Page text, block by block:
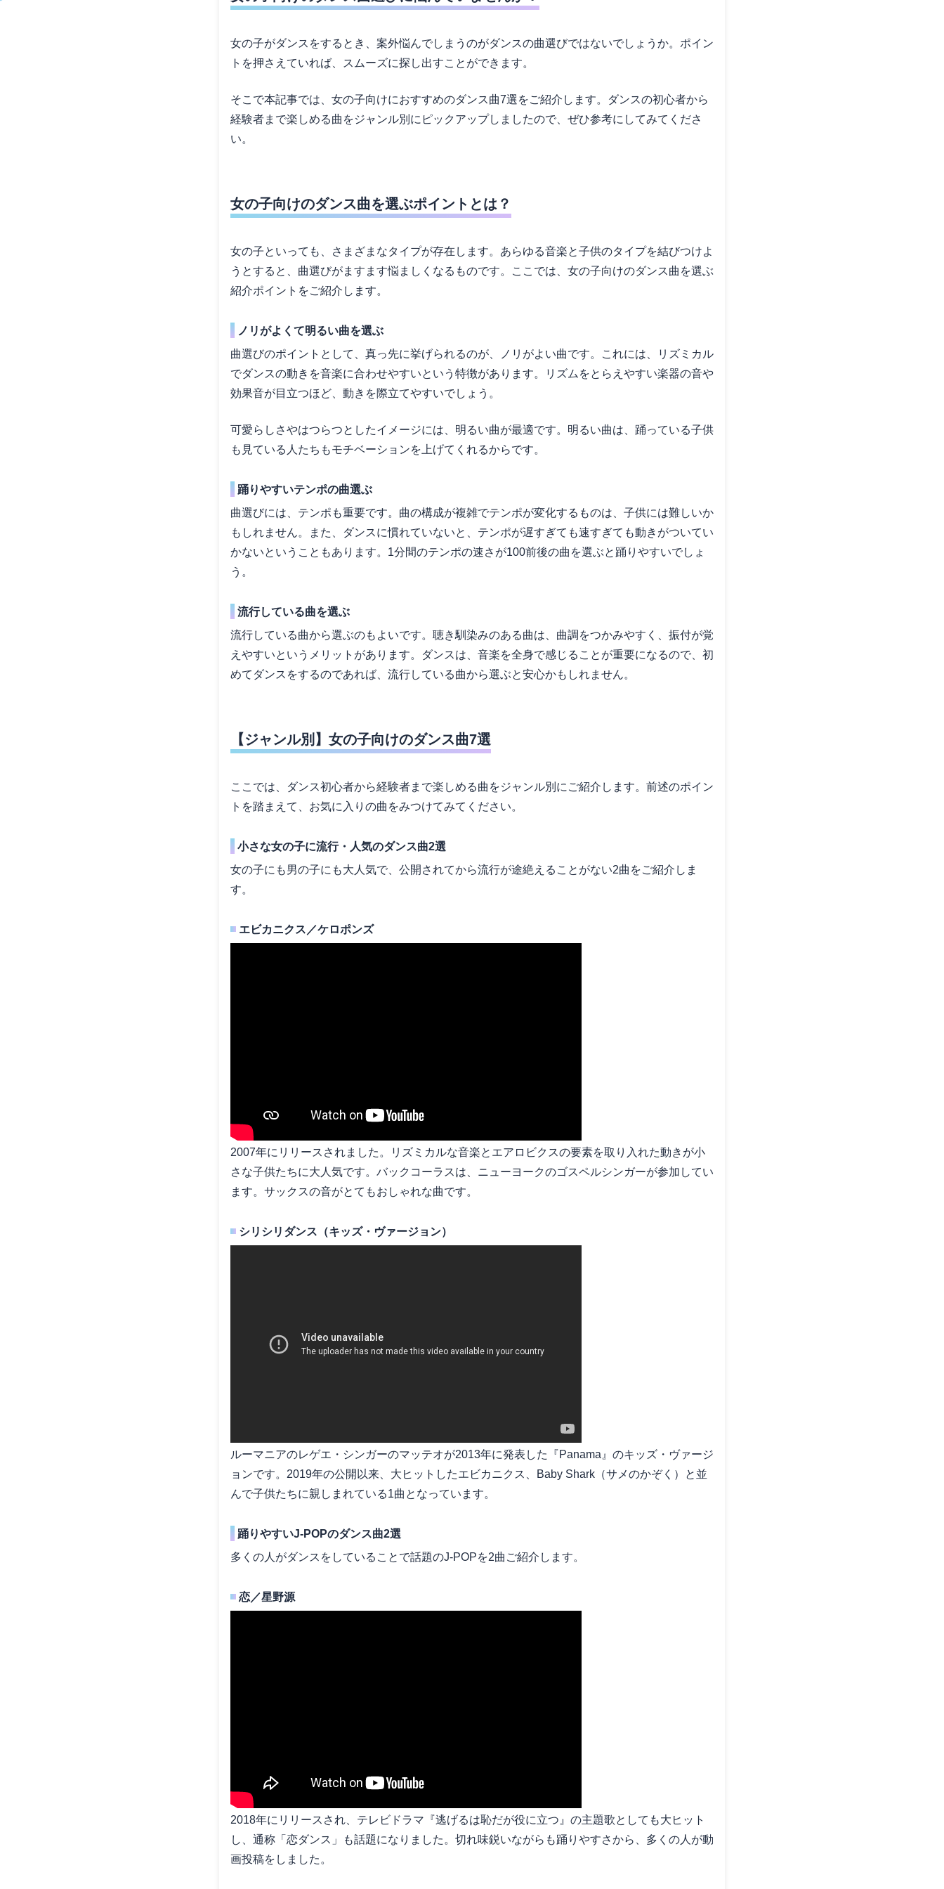
女の子がダンスをするとき、案外悩んでしまうのがダンスの曲選びではないでしょうか。ポイン
トを押さえていれば、スムーズに探し出すことができます。
そこで本記事では、女の子向けにおすすめのダンス曲7選をご紹介します。ダンスの初心者から
経験者まで楽しめる曲をジャンル別にピックアップしましたので、ぜひ参考にしてみてくださ
い。
女の子向けのダンス曲を選ぶポイントとは？
女の子といっても、さまざまなタイプが存在します。あらゆる音楽と子供のタイプを結びつけよ
うとすると、曲選びがますます悩ましくなるものです。ここでは、女の子向けのダンス曲を選ぶ
紹介ポイントをご紹介します。
ノリがよくて明るい曲を選ぶ
曲選びのポイントとして、真っ先に挙げられるのが、ノリがよい曲です。これには、リズミカル
でダンスの動きを音楽に合わせやすいという特徴があります。リズムをとらえやすい楽器の音や
効果音が目立つほど、動きを際立てやすいでしょう。
可愛らしさやはつらつとしたイメージには、明るい曲が最適です。明るい曲は、踊っている子供
も見ている人たちもモチベーションを上げてくれるからです。
踊りやすいテンポの曲選ぶ
曲選びには、テンポも重要です。曲の構成が複雑でテンポが変化するものは、子供には難しいか
もしれません。また、ダンスに慣れていないと、テンポが遅すぎても速すぎても動きがついてい
かないということもあります。1分間のテンポの速さが100前後の曲を選ぶと踊りやすいでしょ
う。
流行している曲を選ぶ
流行している曲から選ぶのもよいです。聴き馴染みのある曲は、曲調をつかみやすく、振付が覚
えやすいというメリットがあります。ダンスは、音楽を全身で感じることが重要になるので、初
めてダンスをするのであれば、流行している曲から選ぶと安心かもしれません。
【ジャンル別】女の子向けのダンス曲7選
ここでは、ダンス初心者から経験者まで楽しめる曲をジャンル別にご紹介します。前述のポイン
トを踏まえて、お気に入りの曲をみつけてみてください。
小さな女の子に流行・人気のダンス曲2選
女の子にも男の子にも大人気で、公開されてから流行が途絶えることがない2曲をご紹介しま
す。
エビカニクス／ケロポンズ
2007年にリリースされました。リズミカルな音楽とエアロビクスの要素を取り入れた動きが小
さな子供たちに大人気です。バックコーラスは、ニューヨークのゴスペルシンガーが参加してい
ます。サックスの音がとてもおしゃれな曲です。
シリシリダンス（キッズ・ヴァージョン）
ルーマニアのレゲエ・シンガーのマッテオが2013年に発表した『Panama』のキッズ・ヴァージ
ョンです。2019年の公開以来、大ヒットしたエビカニクス、Baby Shark（サメのかぞく）と並
んで子供たちに親しまれている1曲となっています。
踊りやすいJ-POPのダンス曲2選
多くの人がダンスをしていることで話題のJ-POPを2曲ご紹介します。
恋／星野源
2018年にリリースされ、テレビドラマ『逃げるは恥だが役に立つ』の主題歌としても大ヒット
し、通称「恋ダンス」も話題になりました。切れ味鋭いながらも踊りやすさから、多くの人が動
画投稿をしました。